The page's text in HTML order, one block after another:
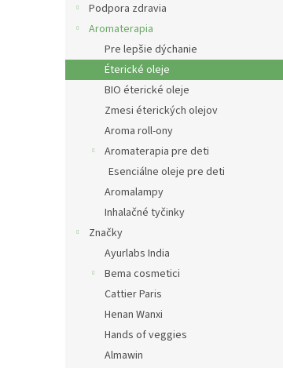
Podpora zdravia
Aromaterapia
Pre lepšie dýchanie
Éterické oleje
BIO éterické oleje
Zmesi éterických olejov
Aroma roll-ony
Aromaterapia pre deti
Esenciálne oleje pre deti
Aromalampy
Inhalačné tyčinky
Značky
Ayurlabs India
Bema cosmetici
Cattier Paris
Henan Wanxi
Hands of veggies
Almawin